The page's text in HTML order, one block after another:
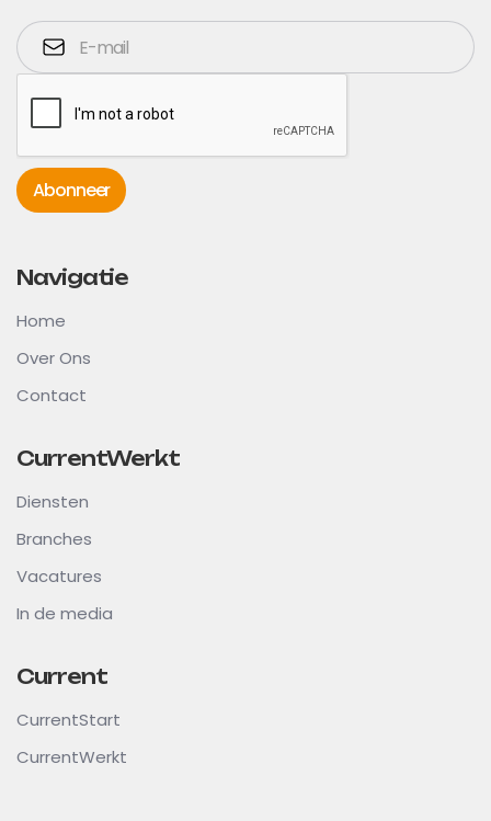
Navigatie
Home
Over Ons
Contact
CurrentWerkt
Diensten
Branches
Vacatures
In de media
Current
CurrentStart
CurrentWerkt